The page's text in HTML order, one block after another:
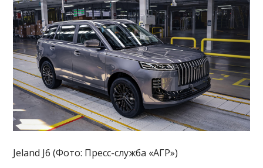
Jeland J6 (Фото: Пресс-служба «АГР»)